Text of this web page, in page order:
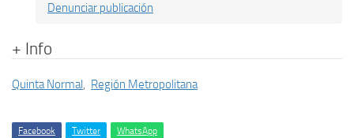
Denunciar publicación
+ Info
Quinta Normal, Región Metropolitana
Facebook Twitter WhatsApp